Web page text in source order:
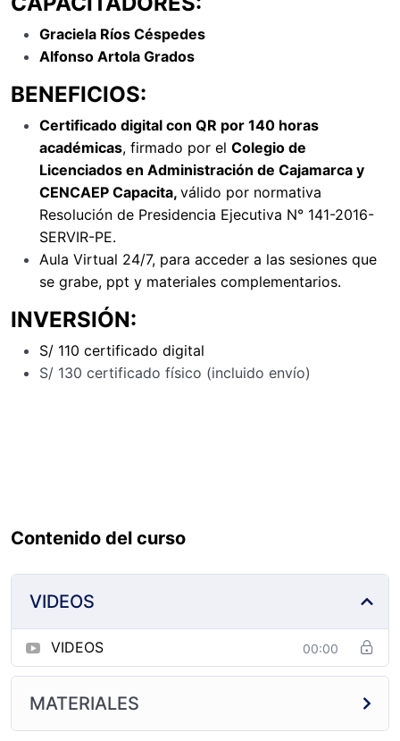
Graciela Ríos Céspedes
Alfonso Artola Grados
BENEFICIOS:
Certificado digital con QR por 140 horas
académicas, firmado por el Colegio de
Licenciados en Administración de Cajamarca y
CENCAEP Capacita, válido por normativa
Resolución de Presidencia Ejecutiva N° 141-2016-
SERVIR-PE.
Aula Virtual 24/7, para acceder a las sesiones que
se grabe, ppt y materiales complementarios.
INVERSIÓN:
S/ 110 certificado digital
S/ 130 certificado físico (incluido envío)
Contenido del curso
VIDEOS
VIDEOS 00:00
MATERIALES